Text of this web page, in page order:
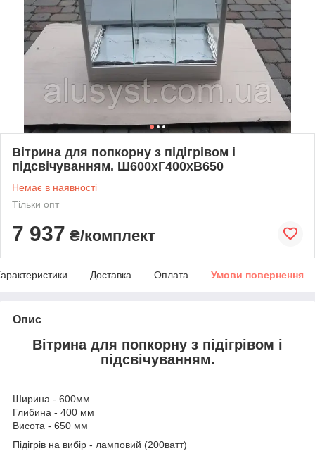
Вітрина для попкорну з підігрівом і
підсвічуванням. Ш600хГ400хВ650
Немає в наявності
Тільки опт
7 937 ₴/комплект
Доставка Оплата Умови повернення
Опис
Вітрина для попкорну з підігрівом і
підсвічуванням.
Ширина - 600мм
Глибина - 400 мм
Висота - 650 мм
Підігрів на вибір - ламповий (200ватт)